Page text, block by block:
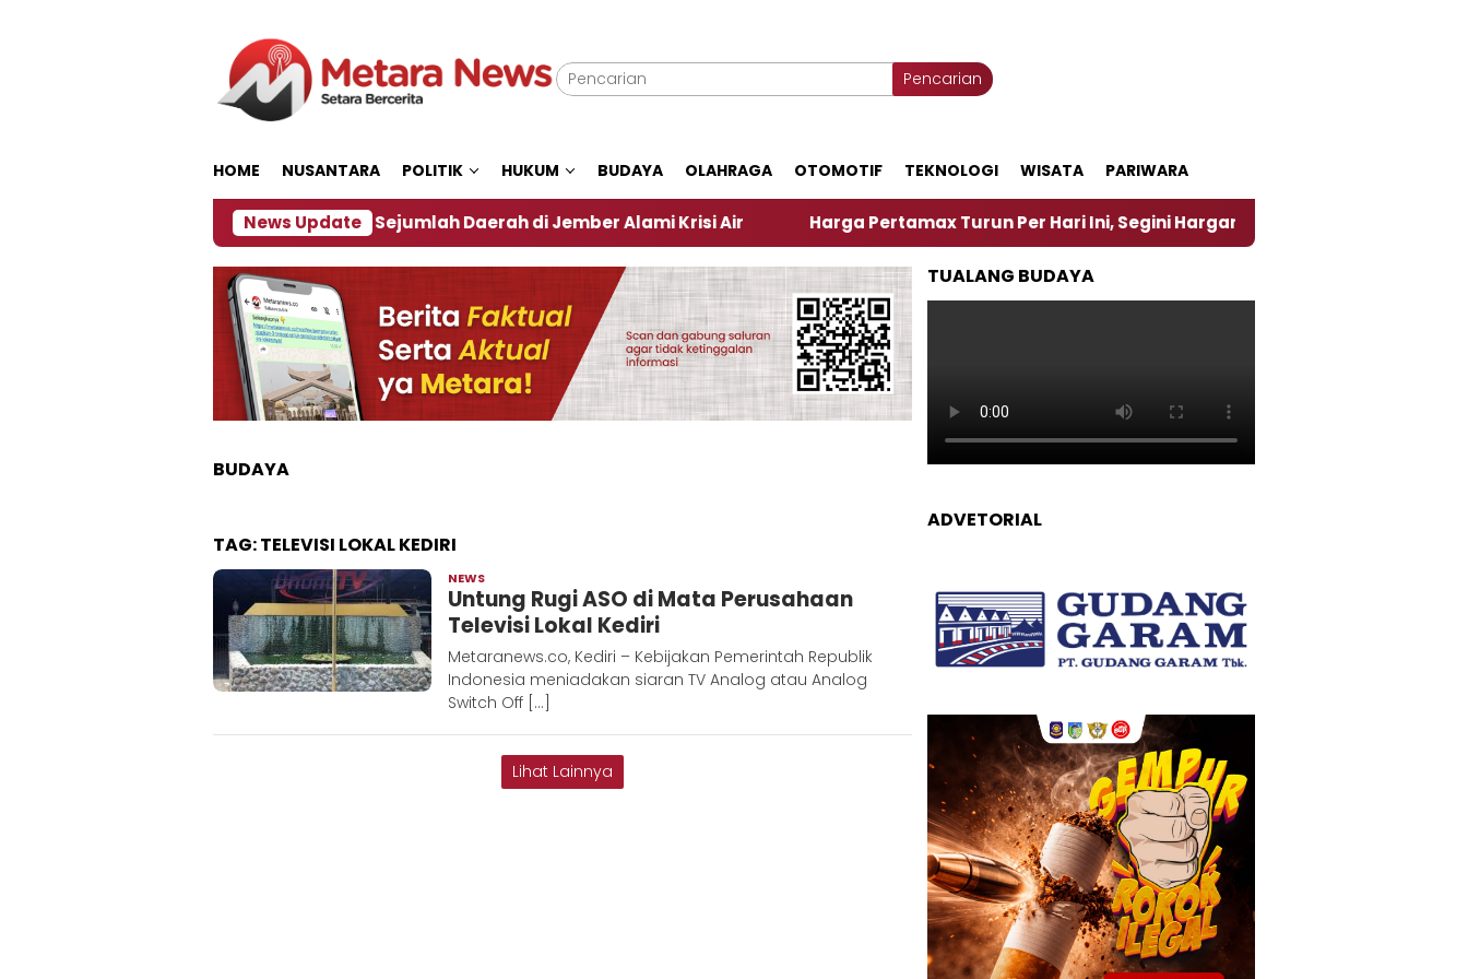
Pencarian
HOME NUSANTARA POLITIK HUKUM BUDAYA OLAHRAGA OTOMOTIF TEKNOLOGI WISATA PARIWARA
News Update
Dampak El Nino, Sejumlah Daerah di Jember Alami Krisi Air Harga Pertamax Turun Per Hari Ini, Segini Harganya
BUDAYA
TAG:TELEVISI LOKAL KEDIRI
NEWS
Metara
Untung Rugi ASO di Mata Perusahaan
Televisi Lokal Kediri
Metaranews.co, Kediri – Kebijakan Pemerintah Republik
Indonesia meniadakan siaran TV Analog atau Analog
Switch Off […]
Lihat Lainnya
TUALANG BUDAYA
ADVETORIAL